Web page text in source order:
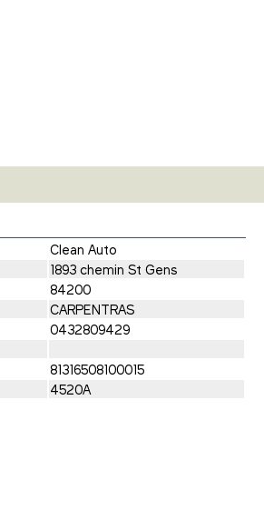
Clean Auto
1893 chemin St Gens
84200
CARPENTRAS
0432809429
81316508100015
4520A